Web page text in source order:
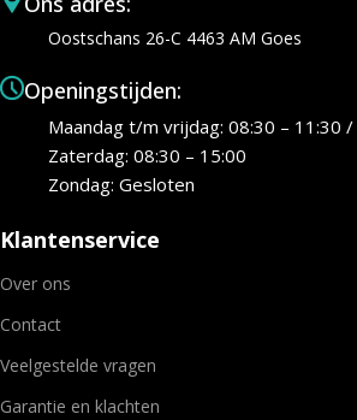
Oostschans 26-C 4463 AM Goes
Openingstijden:
Maandag t/m vrijdag: 08:30 – 11:30
Zaterdag: 08:30 – 15:00
Zondag: Gesloten
Klantenservice
Over ons
Contact
Veelgestelde vragen
Garantie en klachten